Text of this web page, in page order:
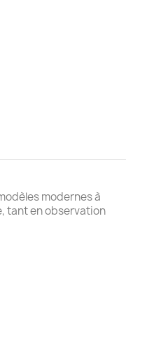
modernes à
tant en observation